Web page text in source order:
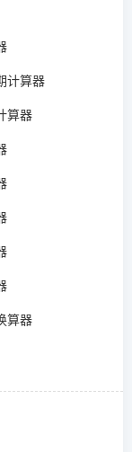
计算器
算器
算器